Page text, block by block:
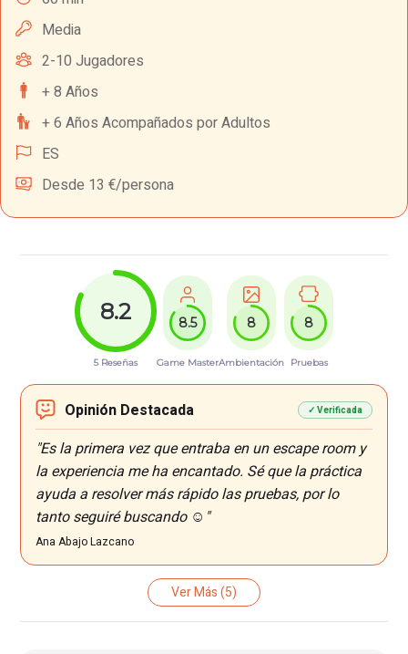
Media
2-10 Jugadores
+ 8 Años
+ 6 Años Acompañados por Adultos
ES
Desde 13 €/persona
8.2
5 Reseñas
8.5
Game Master
8
Ambientación
8
Pruebas
Opinión Destacada ✓ Verificada
"Es la primera vez que entraba en un escape room y
la experiencia me ha encantado. Sé que la práctica
ayuda a resolver más rápido las pruebas, por lo
tanto seguiré buscando ☺️"
Ana Abajo Lazcano
Ver Más(5)